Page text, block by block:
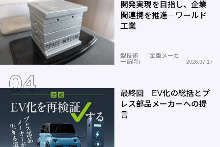
開発実現を目指し、企業
間連携を推進―ワールド
工業
型技術 「金型メーカ
ー訪問」
2026.07.17
最終回 EV化の総括とプ
レス部品メーカーへの提
言